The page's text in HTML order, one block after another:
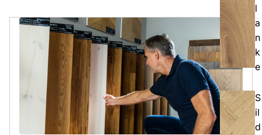
l
a
n
k
e
S
il
d